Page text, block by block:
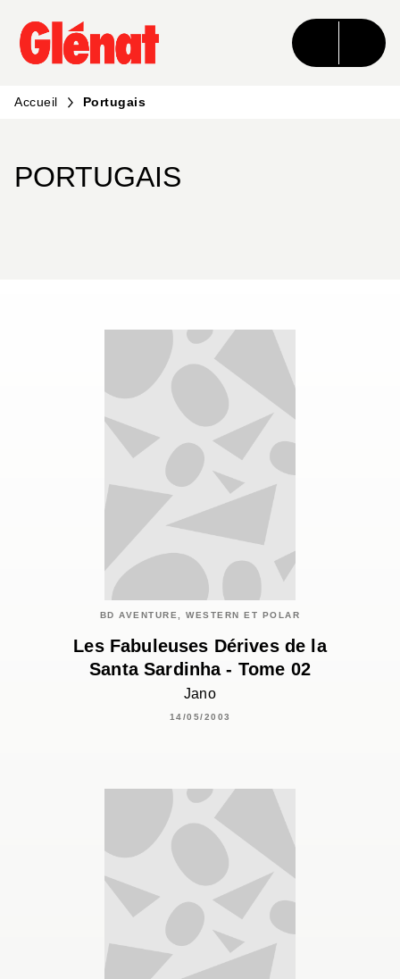
MENU RECHERCHE CONTENU
PIED DE PAGE
Accueil Portugais
PORTUGAIS
BD AVENTURE, WESTERN ET POLAR
Les Fabuleuses Dérives de la
Santa Sardinha - Tome 02
Jano
14/05/2003